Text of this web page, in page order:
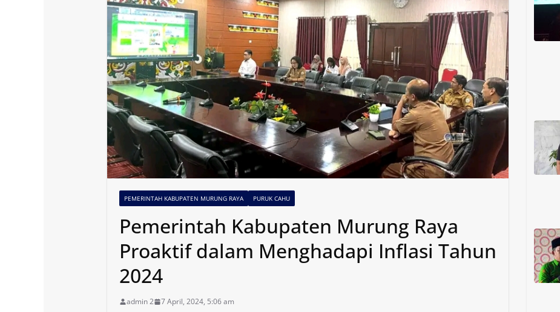
PEMERINTAH KABUPATEN MURUNG RAYA PURUK CAHU
Pemerintah Kabupaten Murung Raya
Proaktif dalam Menghadapi Inflasi Tahun
2024
admin 2 7 April, 2024, 5:06 am